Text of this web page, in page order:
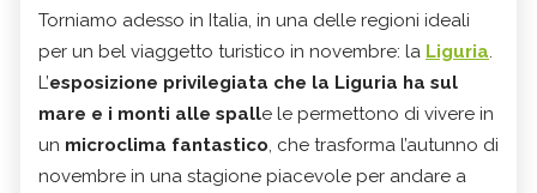
Torniamo adesso in Italia, in una delle regioni ideali
per un bel viaggetto turistico in novembre: la Liguria.
L’esposizione privilegiata che la Liguria ha sul
mare e i monti alle spalle le permettono di vivere in
un microclima fantastico, che trasforma l’autunno di
novembre in una stagione piacevole per andare a